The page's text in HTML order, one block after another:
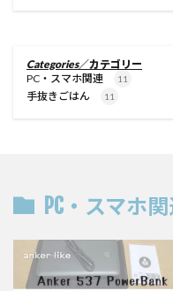
Categories／カテゴリー
PC・スマホ関連
11
手抜きごはん 11
PC・スマホ